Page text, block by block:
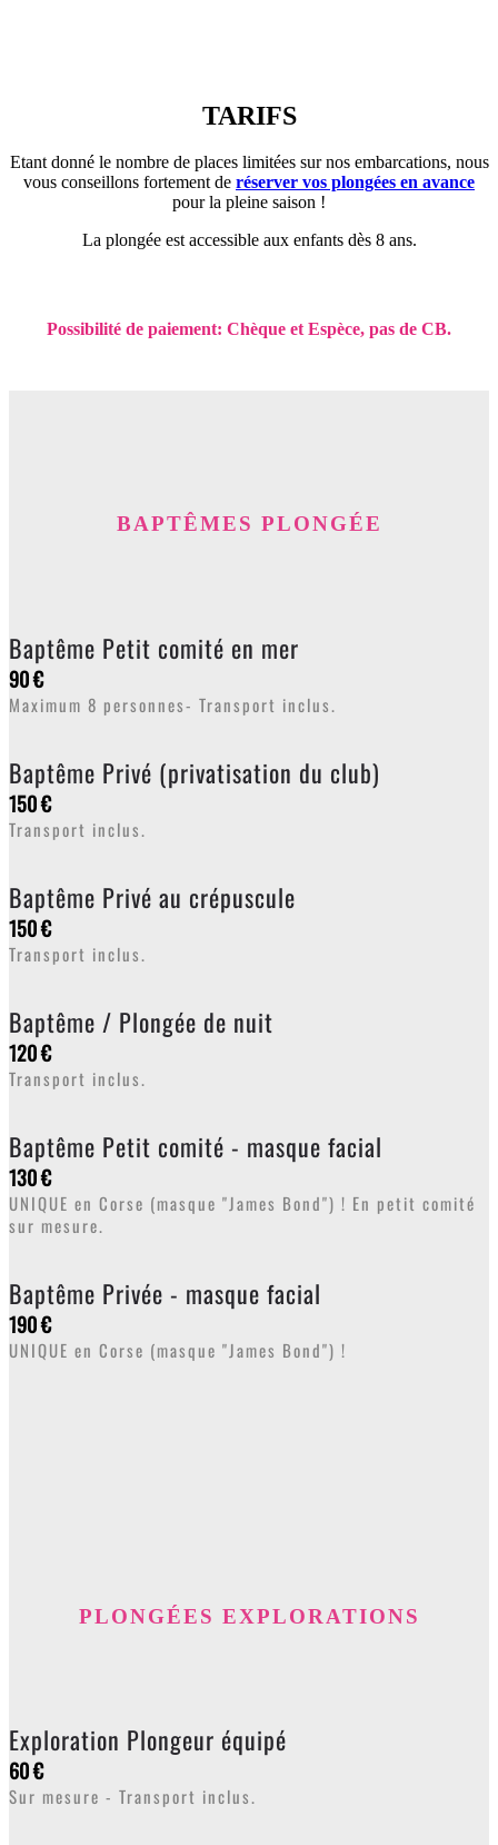
TARIFS
Etant donné le nombre de places limitées sur nos embarcations, nous
vous conseillons fortement de réserver vos plongées en avance
pour la pleine saison !
La plongée est accessible aux enfants dès 8 ans.
Possibilité de paiement: Chèque et Espèce, pas de CB.
BAPTÊMES PLONGÉE
Baptême Petit comité en mer
90 €
Maximum 8 personnes- Transport inclus.
Baptême Privé (privatisation du club)
150 €
Transport inclus.
Baptême Privé au crépuscule
150 €
Transport inclus.
Baptême / Plongée de nuit
120 €
Transport inclus.
Baptême Petit comité - masque facial
130 €
UNIQUE en Corse (masque "James Bond") ! En petit comité
sur mesure.
Baptême Privée - masque facial
190 €
UNIQUE en Corse (masque "James Bond") !
PLONGÉES EXPLORATIONS
Exploration Plongeur équipé
60 €
Sur mesure - Transport inclus.